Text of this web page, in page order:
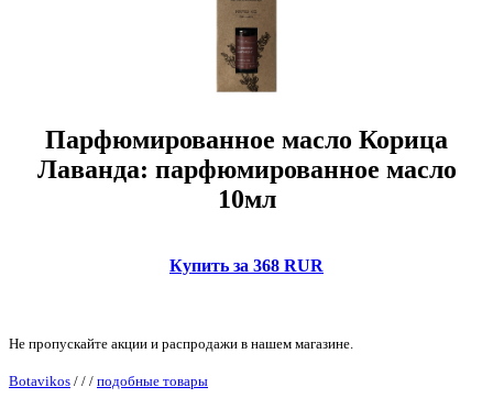
Парфюмированное масло Корица
Лаванда: парфюмированное масло
10мл
Купить за 368 RUR
Не пропускайте акции и распродажи в нашем магазине.
Botavikos / / / подобные товары